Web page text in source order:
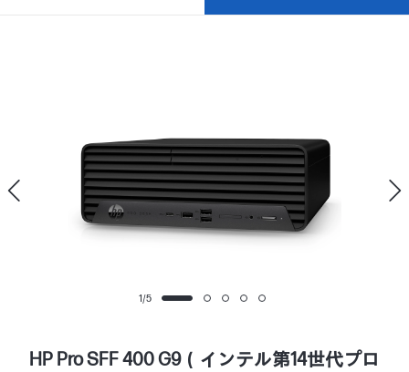
1/5
HP Pro SFF 400 G9（インテル第14世代プロ